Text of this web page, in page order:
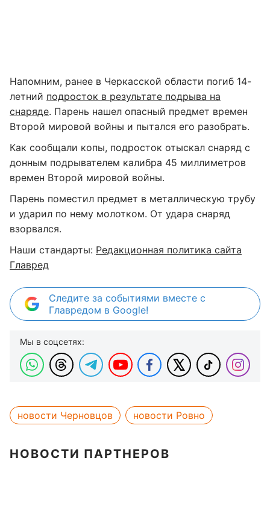
Напомним, ранее в Черкасской области погиб 14-
летний подросток в результате подрыва на
снаряде. Парень нашел опасный предмет времен
Второй мировой войны и пытался его разобрать.
Как сообщали копы, подросток отыскал снаряд с
донным подрывателем калибра 45 миллиметров
времен Второй мировой войны.
Парень поместил предмет в металлическую трубу
и ударил по нему молотком. От удара снаряд
взорвался.
Наши стандарты: Редакционная политика сайта
Главред
Следите за событиями вместе с
Главредом в Google!
Мы в соцсетях:
новости Черновцов новости Ровно
НОВОСТИ ПАРТНЕРОВ